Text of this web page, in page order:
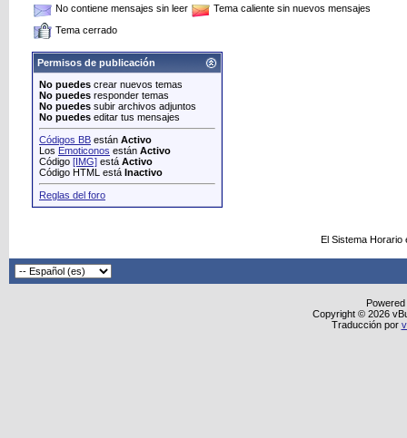
No contiene mensajes sin leer
Tema caliente sin nuevos mensajes
Tema cerrado
Permisos de publicación
No puedes crear nuevos temas
No puedes responder temas
No puedes subir archivos adjuntos
No puedes editar tus mensajes
Códigos BB están Activo
Los Emoticonos están Activo
Código [IMG] está Activo
Código HTML está Inactivo
Reglas del foro
El Sistema
Copyright © 2026
Traducción por